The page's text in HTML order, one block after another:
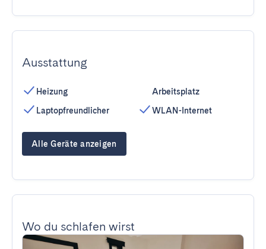
Ausstattung
Heizung
Laptopfreundlicher
Arbeitsplatz
WLAN-Internet
Alle Geräte anzeigen
Wo du schlafen wirst